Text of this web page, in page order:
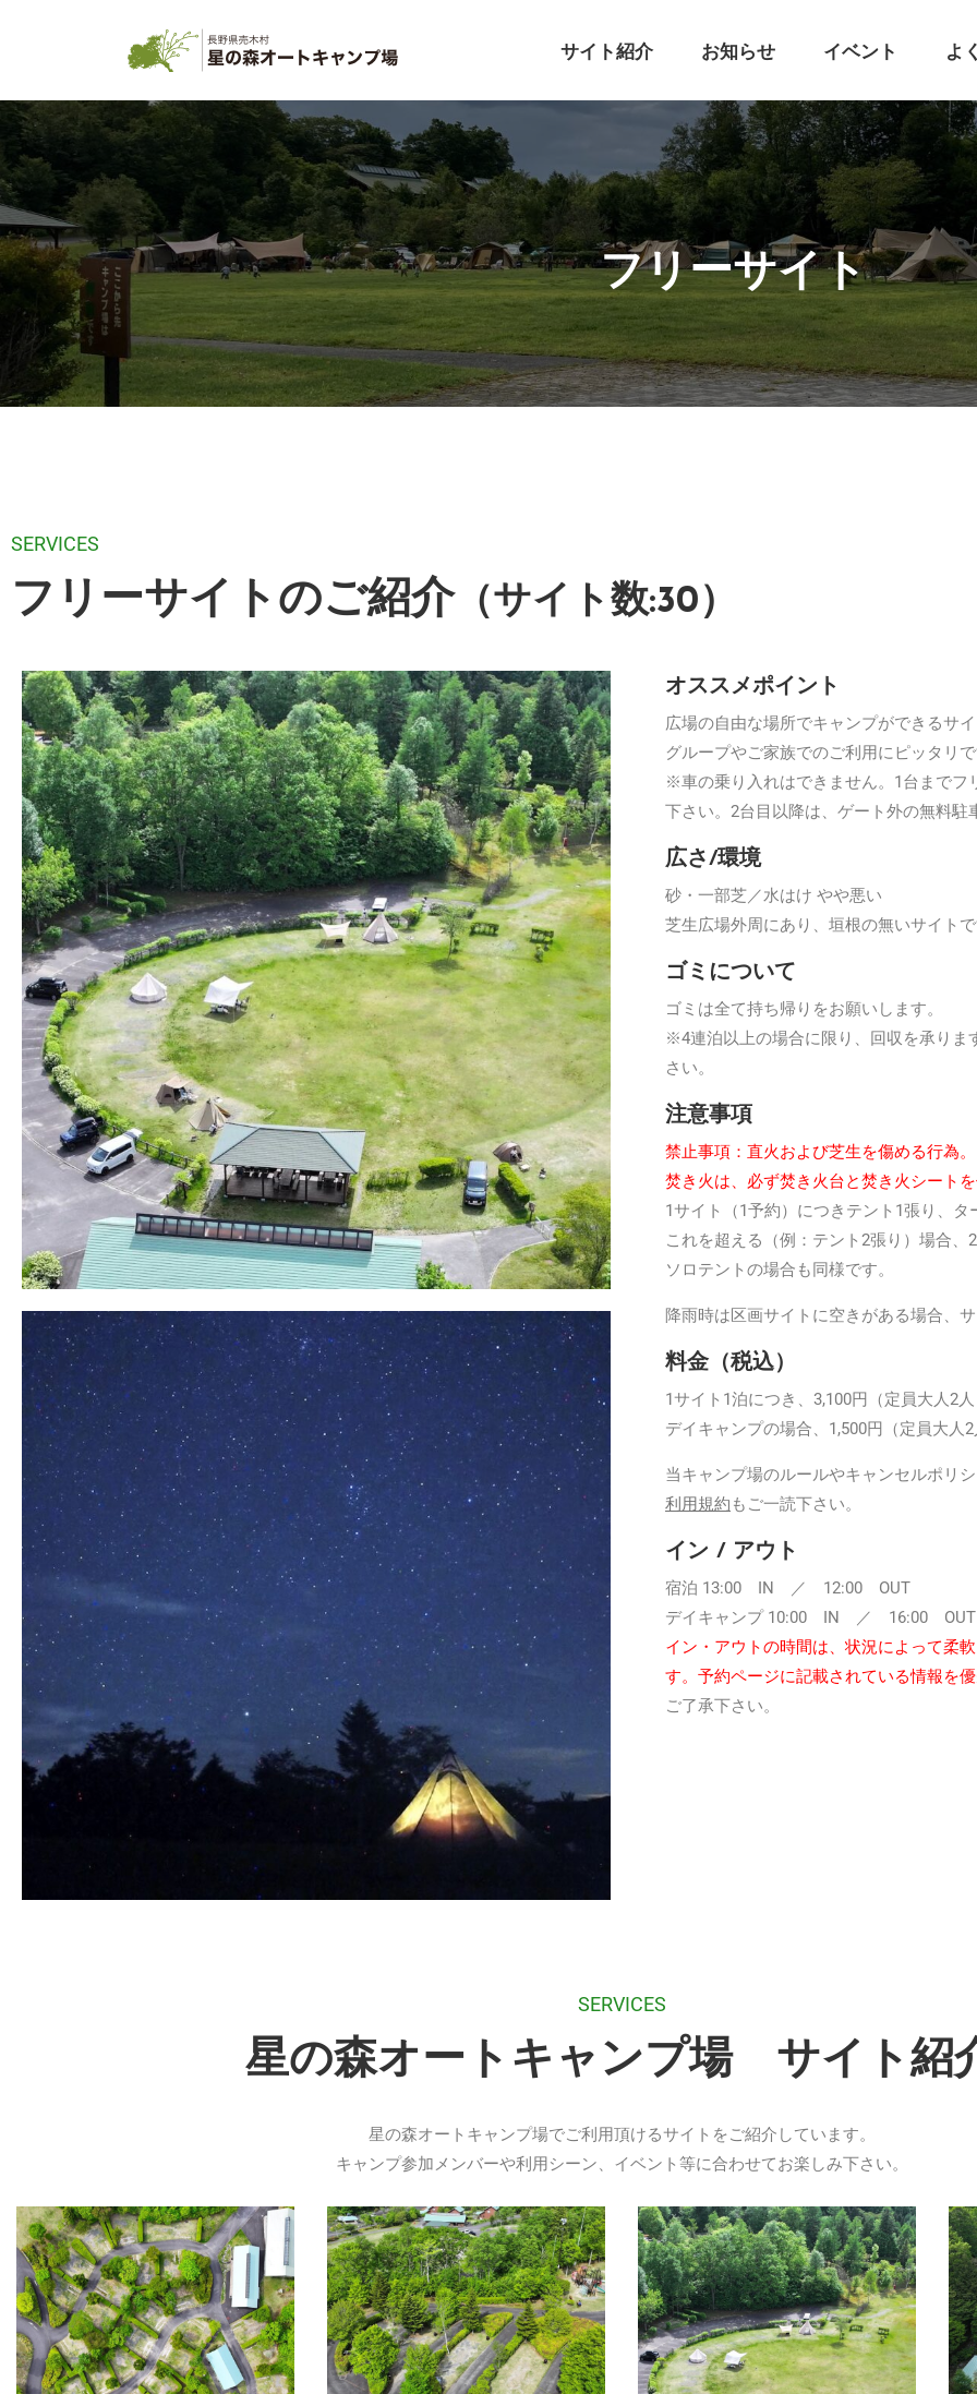
サイト紹介 お知らせ イベント よ
フリーサイト
SERVICES
フリーサイトのご紹介（サイト数:30）
オススメポイント
広場の自由な場所でキャンプができるサ
グループやご家族でのご利用にピッタリ
※車の乗り入れはできません。1台までフ
下さい。2台目以降は、ゲート外の無料駐
広さ/環境
砂・一部芝／水はけ やや悪い
芝生広場外周にあり、垣根の無いサイト
ゴミについて
ゴミは全て持ち帰りをお願いします。
※4連泊以上の場合に限り、回収を承りま
さい。
注意事項
禁止事項：直火および芝生を傷める行為。
焚き火は、必ず焚き火台と焚き火シート
1サイト（1予約）につきテント1張り、
これを超える（例：テント2張り）場合、
ソロテントの場合も同様です。
降雨時は区画サイトに空きがある場合、
料金（税込）
1サイト1泊につき、3,100円（定員大人2
デイキャンプの場合、1,500円
（定員大人
当キャンプ場のルールやキャンセルポリ
利用規約 もご一読下さい。
イン / アウト
宿泊 13:00 IN ／ 12:00 OUT
デイキャンプ 10:00 IN ／ 16:00 OUT
イン・アウトの時間は、状況によって柔
す。予約ページに記載されている情報を
ご了承下さい。
SERVICES
星の森オートキャンプ場 サイト紹
星の森オートキャンプ場でご利用頂けるサイトをご紹介しています。
キャンプ参加メンバーや利用シーン、イベント等に合わせてお楽しみ下さい。